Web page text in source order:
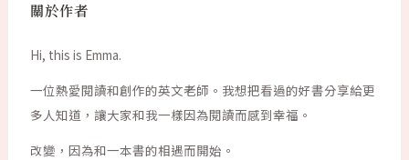
關於作者
Hi, this is Emma.
一位熱愛閱讀和創作的英文老師。我想把看過的好書分享給更
多人知道，讓大家和我一樣因為閱讀而感到幸福。
改變，因為和一本書的相遇而開始。